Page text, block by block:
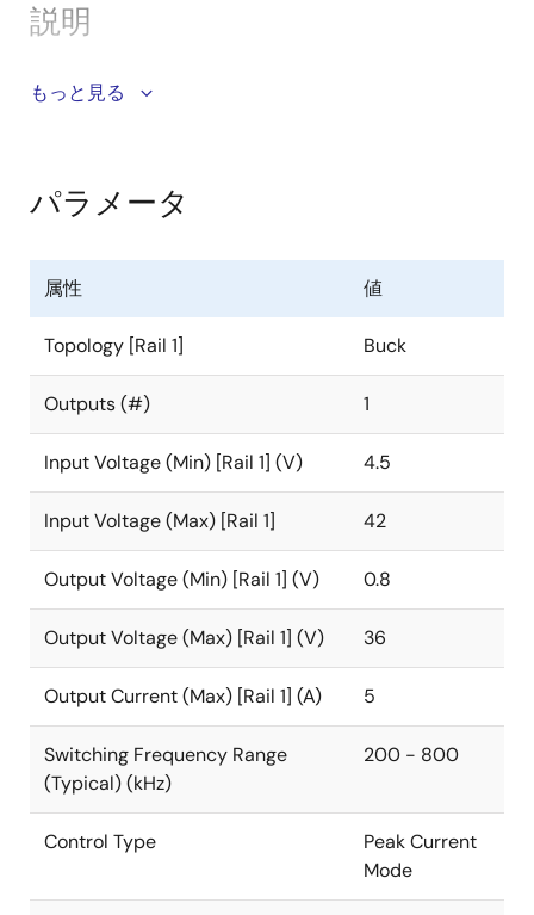
説明
The RAA211450 is a DC/DC synchronous step-down
current with premium load and line regulation
The RAA211450 uses peak-current mode control
architecture. Its PWM switching frequency is
programmable to provide the best trade-off between
transient response and efficiency. It also supports
PFM operation and DEM to maximize light load
efficiency, in addition to an external bias LDO input to
further reduce power dissipation across the load
range. The regulator also has an internal loop
compensation circuit to reduce the external
component count and BOM cost.
The RAA211450 provides useful functions such as
internal or programmable soft-start and power good
indicator. For safe operation, the RAA211450 also
offers protection features such as cycle-by-cycle
peak and valley current limit, input voltage UVLO,
output voltage undervoltage (short-circuit)
protection, and thermal shutdown.
もっと見る
パラメータ
属性 値
Topology [Rail 1] Buck
Outputs (#) 1
Input Voltage (Min) [Rail 1] (V) 4.5
Input Voltage (Max) [Rail 1] 42
Output Voltage (Min) [Rail 1] (V) 0.8
Output Voltage (Max) [Rail 1] (V) 36
Output Current (Max) [Rail 1] (A) 5
Switching Frequency Range
(Typical) (kHz)
200 - 800
Control Type
Peak Current
Mode